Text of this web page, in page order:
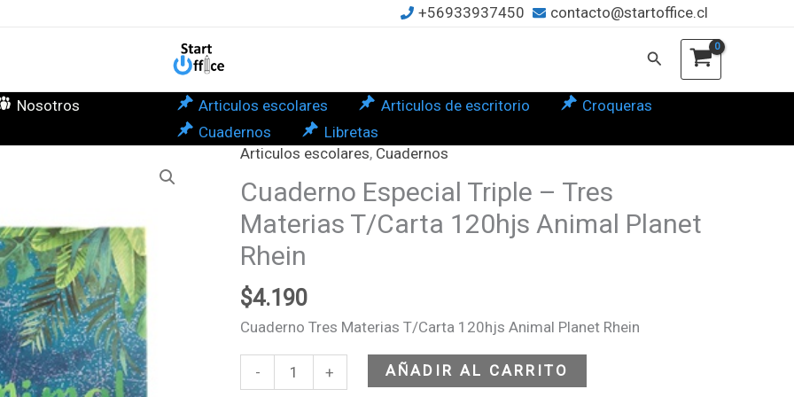
+56933937450 contacto@startoffice.cl
Buscar
Nosotros
Articulos escolares Articulos de escritorio
Croqueras
Cuadernos
Libretas
Articulos escolares, Cuadernos
Cuaderno Especial Triple – Tres
Materias T/Carta 120hjs Animal Planet
Rhein
$4.190
Cuaderno Tres Materias T/Carta 120hjs Animal Planet Rhein
-
Cuaderno
Especial
Triple
-
Tres
Materias
T/Carta
120hjs
Animal
+ AÑADIR AL CARRITO
T/Carta
Animal
Rhein
cantidad